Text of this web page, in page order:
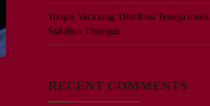
Torque Vectoring: Distribusi Tenaga untuk
Stabilitas Tikungan
RECENT COMMENTS